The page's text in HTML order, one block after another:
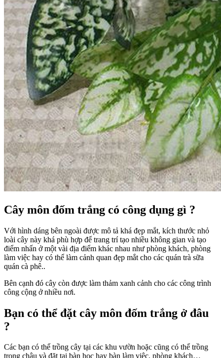
Cây môn đốm trắng có công dụng gì ?
Với hình dáng bên ngoài được mô tả khá đẹp mắt, kích thước nhỏ
loài cây này khá phù hợp để trang trí tạo nhiều không gian và tạo
điểm nhấn ở một vài địa điểm khác nhau như phòng khách, phòng
làm việc hay có thể làm cảnh quan đẹp mắt cho các quán trà sữa
quán cà phê..
Bên cạnh đó cây còn được làm thảm xanh cảnh cho các công trình
công cộng ở nhiều nơi.
Bạn có thể đặt cây môn đốm trắng ở đâu
?
Các bạn có thể trồng cây tại các khu vườn hoặc cũng có thể trồng
trong chậu và đặt tại bàn học hay bàn làm việc, phòng khách…